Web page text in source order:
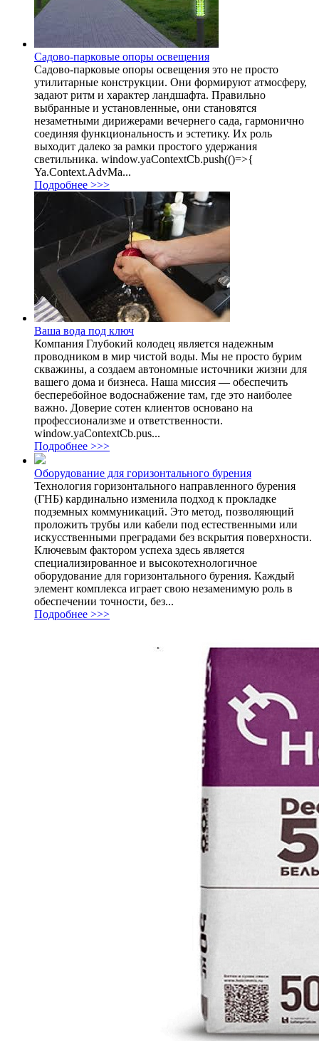
Садово-парковые опоры освещения
Садово-парковые опоры освещения это не просто
утилитарные конструкции. Они формируют атмосферу,
задают ритм и характер ландшафта. Правильно
выбранные и установленные, они становятся
незаметными дирижерами вечернего сада, гармонично
соединяя функциональность и эстетику. Их роль
выходит далеко за рамки простого удержания
светильника. window.yaContextCb.push(()=>{
Ya.Context.AdvMa...
Подробнее >>>
Ваша вода под ключ
Компания Глубокий колодец является надежным
проводником в мир чистой воды. Мы не просто бурим
скважины, а создаем автономные источники жизни для
вашего дома и бизнеса. Наша миссия — обеспечить
бесперебойное водоснабжение там, где это наиболее
важно. Доверие сотен клиентов основано на
профессионализме и ответственности.
window.yaContextCb.pus...
Подробнее >>>
Оборудование для горизонтального бурения
Технология горизонтального направленного бурения
(ГНБ) кардинально изменила подход к прокладке
подземных коммуникаций. Это метод, позволяющий
проложить трубы или кабели под естественными или
искусственными преградами без вскрытия поверхности.
Ключевым фактором успеха здесь является
специализированное и высокотехнологичное
оборудование для горизонтального бурения. Каждый
элемент комплекса играет свою незаменимую роль в
обеспечении точности, без...
Подробнее >>>